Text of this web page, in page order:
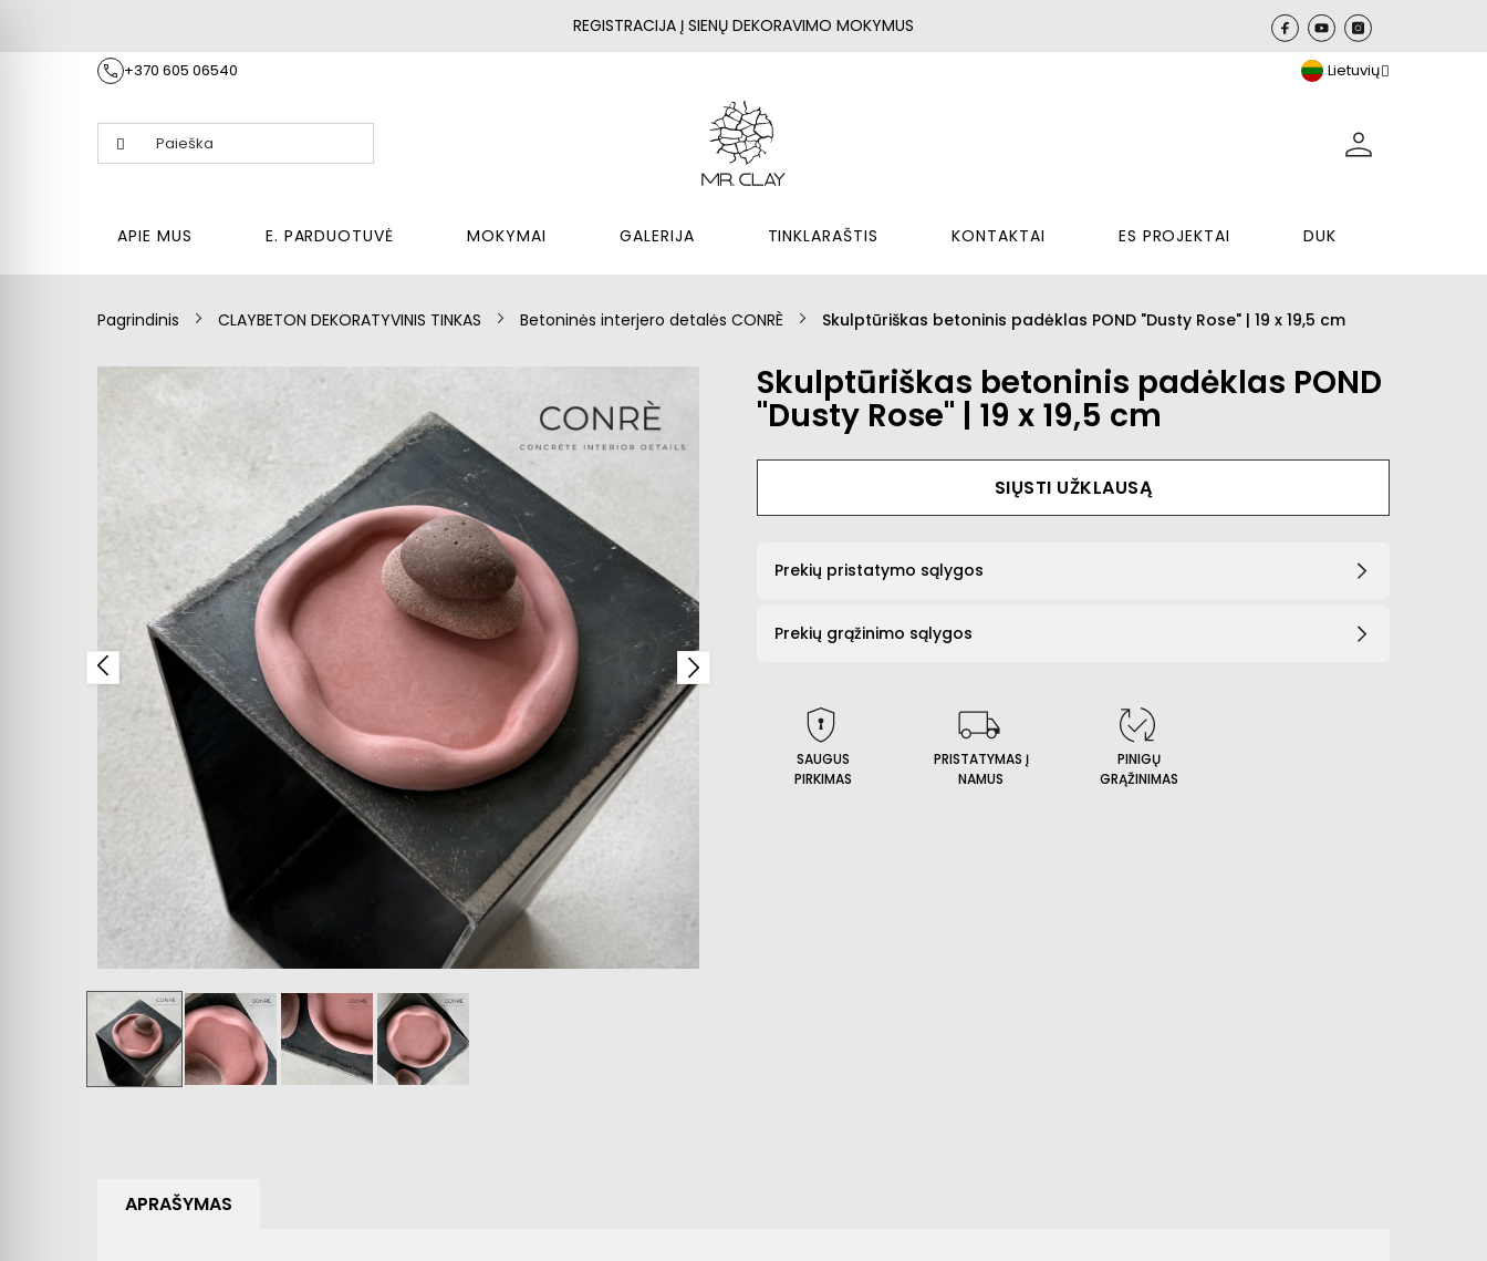
REGISTRACIJA Į SIENŲ DEKORAVIMO MOKYMUS
+370 605 06540 Lietuvių
APIE MUS E. PARDUOTUVĖ MOKYMAI GALERIJA TINKLARAŠTIS KONTAKTAI ES PROJEKTAI DUK
Pagrindinis CLAYBETON DEKORATYVINIS TINKAS Betoninės interjero detalės CONRÈ Skulptūriškas betoninis padėklas POND "Dusty Rose" | 19 x 19,5 cm
Skulptūriškas betoninis padėklas POND
"Dusty Rose" | 19 x 19,5 cm
SIŲSTI UŽKLAUSĄ
Prekių pristatymo sąlygos
Prekių grąžinimo sąlygos
SAUGUS
PIRKIMAS
PRISTATYMAS Į
NAMUS
PINIGŲ
GRĄŽINIMAS
APRAŠYMAS
R
I